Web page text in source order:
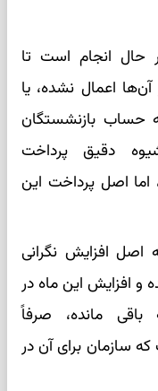
حال انجام است تا
اعمال نشده، یا
حساب بازنشستگان
دقیق پرداخت
اصل پرداخت این
اصل افزایش نگرانی
و افزایش این ماه در
مانده، صرفاً
سازمان برای آن در